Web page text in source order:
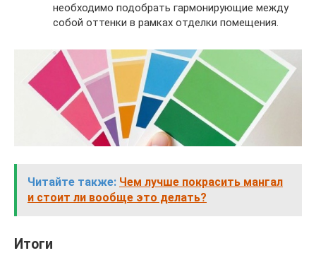
необходимо подобрать гармонирующие между
собой оттенки в рамках отделки помещения.
Читайте также: Чем лучше покрасить мангал
и стоит ли вообще это делать?
Итоги